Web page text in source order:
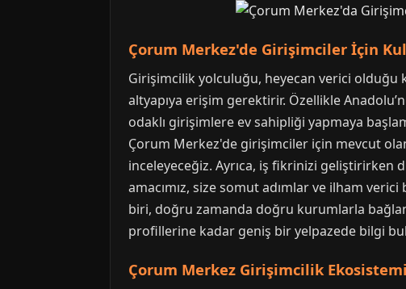
Çorum Merkez'de Girişimciler İçin
Girişimcilik yolculuğu, heyecan verici
altyapıya erişim gerektirir. Özellikle
odaklı girişimlere ev sahipliği yapmaya
Çorum Merkez'de girişimciler için mevcut
inceleyeceğiz. Ayrıca, iş fikrinizi geliştirirken
amacımız, size somut adımlar ve ilham
biri, doğru zamanda doğru kurumlarla
profillerine kadar geniş bir yelpazede bilgi
Çorum Merkez Girişimcilik